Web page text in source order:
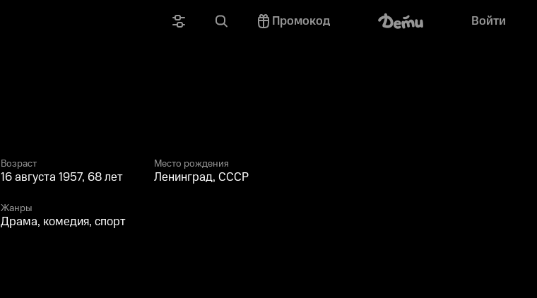
Промокод Войти
Возраст
16 августа 1957, 68 лет
Место рождения
Ленинград, СССР
Жанры
Драма, комедия, спорт